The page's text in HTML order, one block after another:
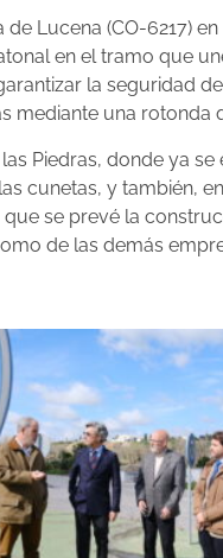
Lucena (CO-6217)
en el tramo que
la seguridad
mediante una
Piedras, donde ya
cunetas, y también,
se prevé la
de las demás